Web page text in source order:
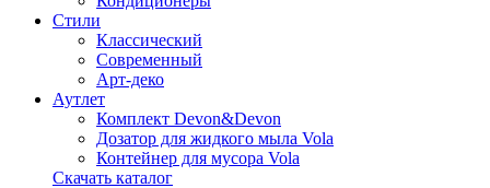
Стили
Классический
Современный
Арт-деко
Аутлет
Комплект Devon&Devon
Дозатор для жидкого мыла Vola
Контейнер для мусора Vola
Скачать каталог